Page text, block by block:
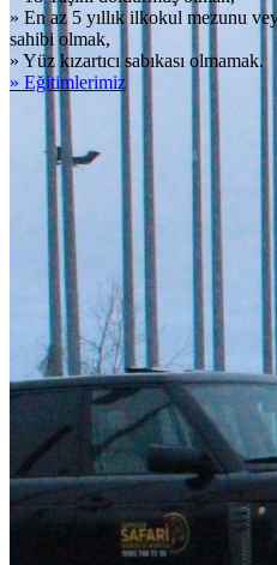
» En az 5 yıllık ilkokul mezunu
sahibi olmak,
» Yüz kızartıcı sabıkası olmamak.
» Eğitimlerimiz